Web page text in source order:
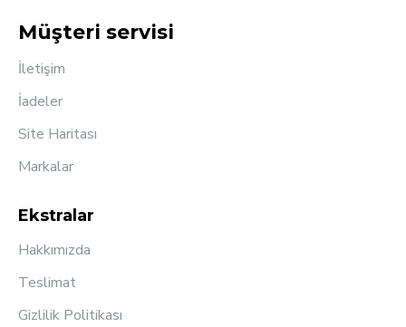
Müşteri servisi
İletişim
İadeler
Site Haritası
Markalar
Ekstralar
Hakkımızda
Teslimat
Gizlilik Politikası